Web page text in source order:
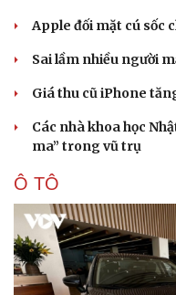
Apple đối mặt cú sốc
Sai lầm nhiều người
Giá thu cũ iPhone
Các nhà khoa học
ma” trong vũ trụ
Ô TÔ